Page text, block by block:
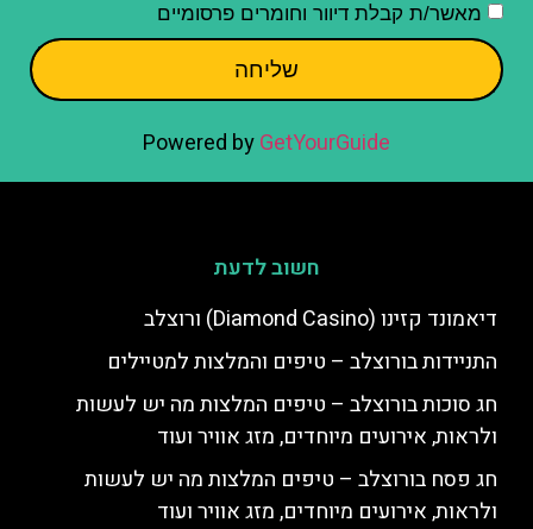
מאשר/ת קבלת דיוור וחומרים פרסומיים
שליחה
Powered byGetYourGuide
חשוב לדעת
דיאמונד קזינו (Diamond Casino) ורוצלב
התניידות בורוצלב – טיפים והמלצות למטיילים
חג סוכות בורוצלב – טיפים המלצות מה יש לעשות
ולראות, אירועים מיוחדים, מזג אוויר ועוד
חג פסח בורוצלב – טיפים המלצות מה יש לעשות
ולראות, אירועים מיוחדים, מזג אוויר ועוד